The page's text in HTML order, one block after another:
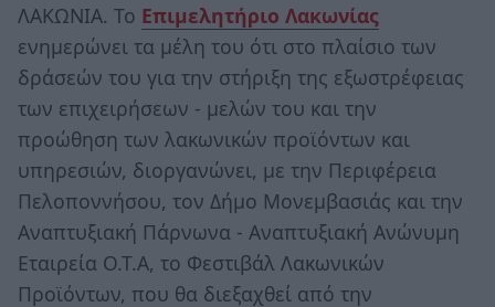
ΛΑΚΩΝΙΑ. Το Επιμελητήριο Λακωνίας
ενημερώνει τα μέλη του ότι στο πλαίσιο των
δράσεών του για την στήριξη της εξωστρέφειας
των επιχειρήσεων - μελών του και την
προώθηση των λακωνικών προϊόντων και
υπηρεσιών, διοργανώνει, με την Περιφέρεια
Πελοποννήσου, τον Δήμο Μονεμβασιάς και την
Αναπτυξιακή Πάρνωνα - Αναπτυξιακή Ανώνυμη
Εταιρεία Ο.Τ.Α, το Φεστιβάλ Λακωνικών
Προϊόντων, που θα διεξαχθεί από την